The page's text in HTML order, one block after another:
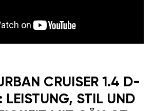
CRUISER 1.4 D-
STIL UND